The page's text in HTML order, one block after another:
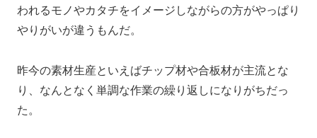
われるモノやカタチをイメージしながらの方がやっぱり
やりがいが違うもんだ。
昨今の素材生産といえばチップ材や合板材が主流とな
り、なんとなく単調な作業の繰り返しになりがちだっ
た。